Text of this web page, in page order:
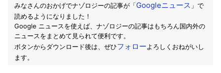
みなさんのおかげでナゾロジーの記事が「Googleニュース 」で
読めるようになりました！
Google ニュースを使えば、ナゾロジーの記事はもちろん国内外の
ニュースをまとめて見られて便利です。
ボタンからダウンロード後は、ぜひフォローよろしくおねがいし
ます。